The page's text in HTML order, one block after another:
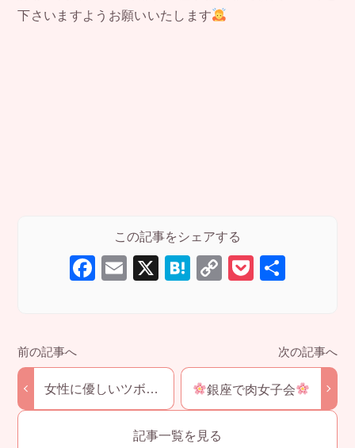
下さいますようお願いいたします
F
b
o
o
E
X
H
a
C
Li
n
k
P
女性に優しいツボ
銀座で肉女子会
記事一覧を見る